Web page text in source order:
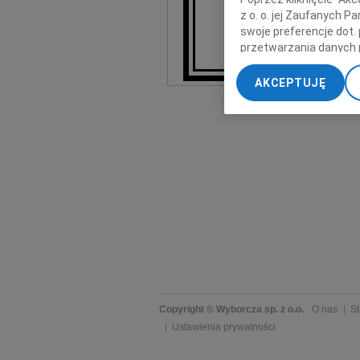
Copyright © Wyborcza sp. z o.o. O nas
Ustawienia prywatności
z o. o. jej Zaufanych
swoje preferencje dot.
przetwarzania danych
„Ustawienia
My, nasi Zaufani
dokładnych danych
Przechowywanie
AKCEPTUJĘ